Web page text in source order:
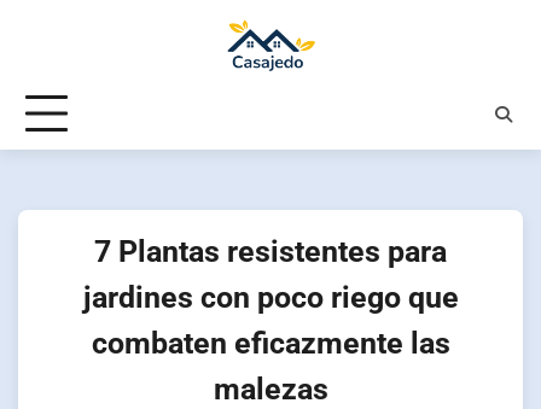
7 Plantas resistentes para
jardines con poco riego que
combaten eficazmente las
malezas